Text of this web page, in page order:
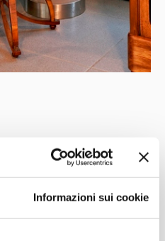
Informazioni sui cookie
Network